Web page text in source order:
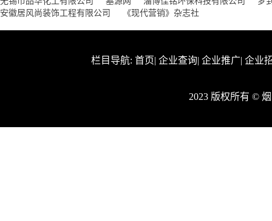
安徽居风尚装饰工程有限公司
《现代营销》杂志社
栏目导航: 首页| 企业查询| 企业推广| 企业
2023 版权所有 ©